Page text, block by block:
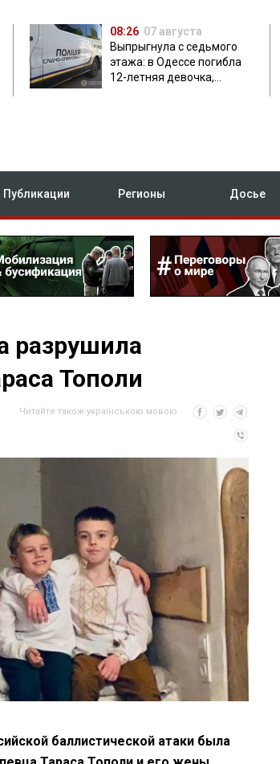
08:26 07 августа
Выпрыгнула с седьмого
этажа: в Одессе погибла
12-летняя девочка,
Публикации Регионы Досье
разрушила
Тополи
Читайте також українською мовою
баллистической атаки была